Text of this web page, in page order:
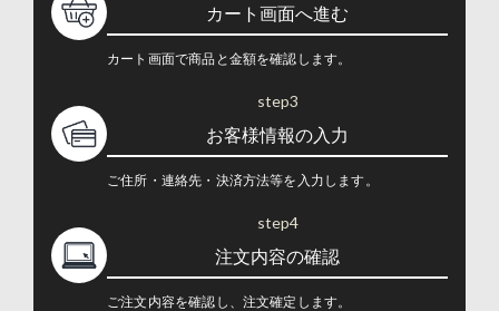
カート画面へ進む
カート画面で商品と金額を確認します。
step3
お客様情報の入力
ご住所・連絡先・決済方法等を入力します。
step4
注文内容の確認
ご注文内容を確認し、注文確定します。